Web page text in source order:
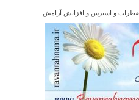
و استرس و افزایش آرامش